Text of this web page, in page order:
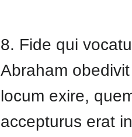
8. Fide qui
Abraham
locum exire,
accepturus erat in